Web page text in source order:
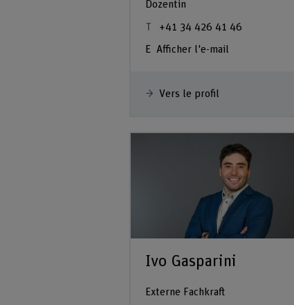
Dozentin
+41 34 426 41 46
Afficher l'e-mail
Vers le profil
Ivo Gasparini
Externe Fachkraft